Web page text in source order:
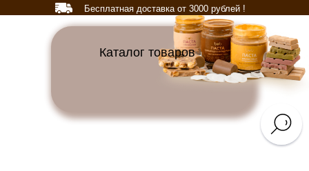
Бесплатная доставка от 3000 рублей !
Каталог товаров